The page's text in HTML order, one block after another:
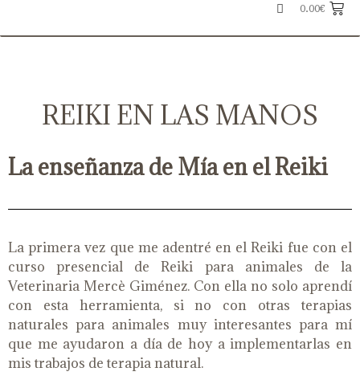
0.00€
REIKI EN LAS MANOS
La enseñanza de Mía en el Reiki
La primera vez que me adentré en el Reiki fue con el
curso presencial de Reiki para animales de la
Veterinaria Mercè Giménez. Con ella no solo aprendí
con esta herramienta, si no con otras terapias
naturales para animales muy interesantes para mí
que me ayudaron a día de hoy a implementarlas en
mis trabajos de terapia natural.